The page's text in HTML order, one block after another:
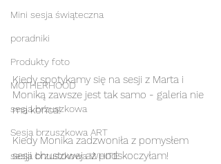
Mini sesja świąteczna
poradniki
Produkty foto
MOTHERHOOD
sesja brzuszkowa
Sesja brzuszkowa ART
sesja brzuszkowa WHITE
Kiedy spotykamy się na sesji z Marta i
Moniką zawsze jest tak samo - galeria nie
ma końca!
Kiedy Monika zadzwoniła z pomysłem
sesji chustowej aż podskoczyłam!